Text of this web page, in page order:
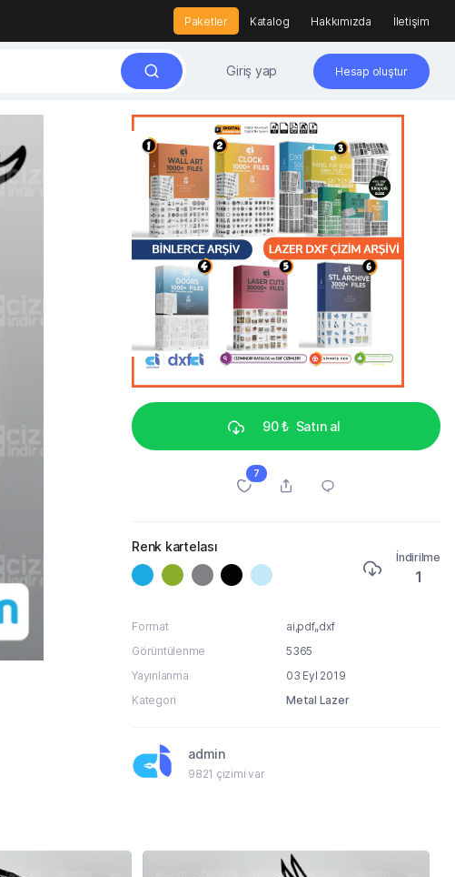
Paketler Katalog Hakkımızda İletişim
Giriş yap Hesap oluştur
90 ₺ Satın al
7
Renk kartelası
İndirilme
1
Format
ai,pdf,,dxf
Görüntülenme
5365
Yayınlanma
03 Eyl 2019
Kategori
Metal Lazer
admin
9821 çizimi var